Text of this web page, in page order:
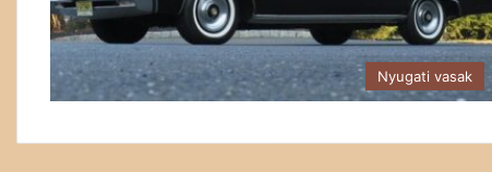
Nyugati vasak